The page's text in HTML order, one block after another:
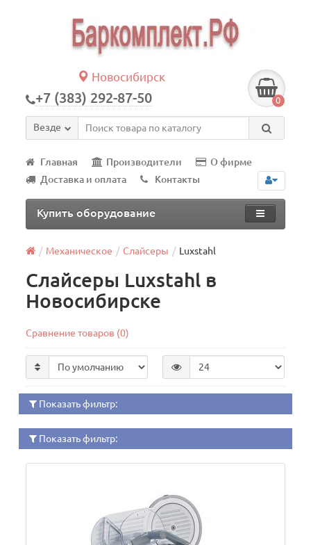
Новосибирск
+7 (383) 292-87-50 0
Везде
Главная Производители
О фирме
Доставка и оплата
Контакты
Купить оборудование
Механическое Слайсеры Luxstahl
Слайсеры Luxstahl в
Новосибирске
Сравнение товаров (0)
Показать фильтр:
Показать фильтр: